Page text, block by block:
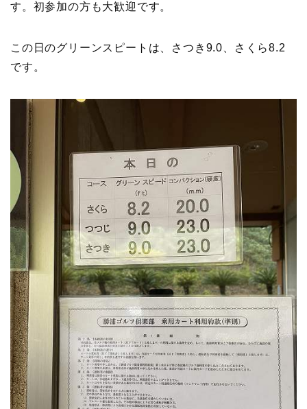
す。初参加の方も大歓迎です。
この日のグリーンスピートは、さつき9.0、さくら8.2
です。